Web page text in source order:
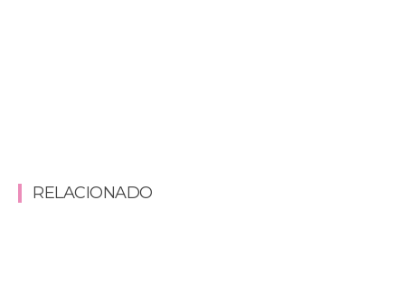
RELACIONADO